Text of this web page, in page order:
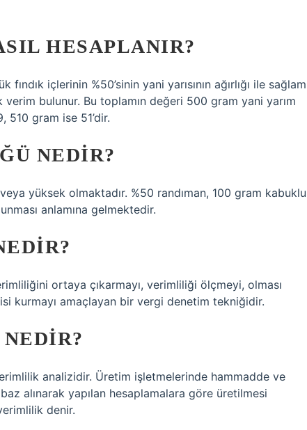
HESAPLANIR?
fındık içlerinin %50’sinin yani yarısının ağırlığı ile sağlam
verim bulunur. Bu toplamın değeri 500 gram yani yarım
510 gram ise 51’dir.
NEDIR?
yüksek olmaktadır. %50 randıman, 100 gram kabuklu
anlamına gelmektedir.
ortaya çıkarmayı, verimliliği ölçmeyi, olması
kurmayı amaçlayan bir vergi denetim tekniğidir.
analizidir. Üretim işletmelerinde hammadde ve
alınarak yapılan hesaplamalara göre üretilmesi
denir.